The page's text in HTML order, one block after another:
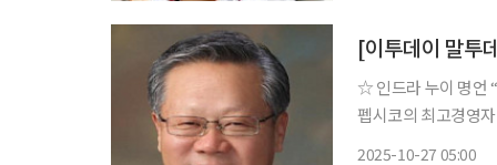
[이투데이 말투
☆ 인드라 누이 명언 “여성이 성공하려면 그 누구보다도 현명해야 한다.” 인도계 미국 기업인.
펩시코의 최고경영
2025-10-27 05:00